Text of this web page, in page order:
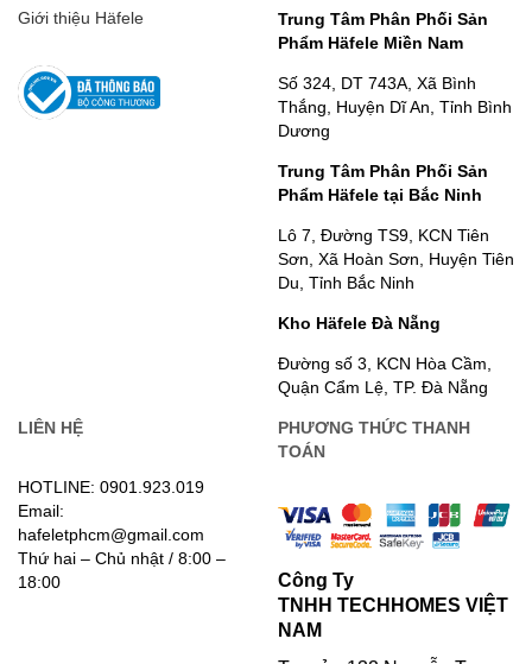
Giới thiệu Häfele
Trung Tâm Phân Phối Sản
Phẩm Häfele Miền Nam
Số 324, DT 743A, Xã Bình
Thắng, Huyện Dĩ An, Tỉnh Bình
Dương
Trung Tâm Phân Phối Sản
Phẩm Häfele tại Bắc Ninh
Lô 7, Đường TS9, KCN Tiên
Sơn, Xã Hoàn Sơn, Huyện Tiên
Du, Tỉnh Bắc Ninh
Kho Häfele Đà Nẵng
Đường số 3, KCN Hòa Cầm,
Quận Cẩm Lệ, TP. Đà Nẵng
LIÊN HỆ
HOTLINE: 0901.923.019
Email:
hafeletphcm@gmail.com
Thứ hai – Chủ nhật / 8:00 –
18:00
PHƯƠNG THỨC THANH
TOÁN
Công Ty
TNHH TECHHOMES VIỆT
NAM